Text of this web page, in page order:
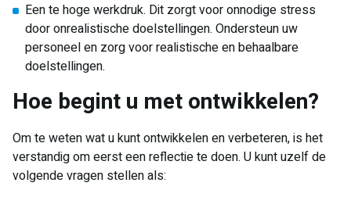
Een te hoge werkdruk. Dit zorgt voor onnodige stress
door onrealistische doelstellingen. Ondersteun uw
personeel en zorg voor realistische en behaalbare
doelstellingen.
Hoe begint u met ontwikkelen?
Om te weten wat u kunt ontwikkelen en verbeteren, is het
verstandig om eerst een reflectie te doen. U kunt uzelf de
volgende vragen stellen als: